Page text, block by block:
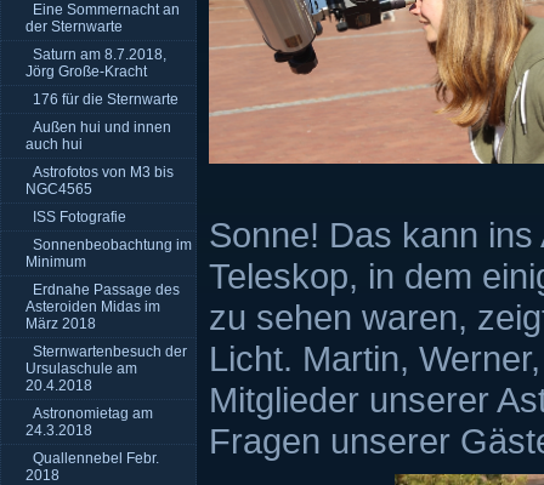
Eine Sommernacht an
der Sternwarte
Saturn am 8.7.2018,
Jörg Große-Kracht
176 für die Sternwarte
Außen hui und innen
auch hui
Astrofotos von M3 bis
NGC4565
ISS Fotografie
Sonnenbeobachtung im
Minimum
Erdnahe Passage des
Asteroiden Midas im
März 2018
Sternwartenbesuch der
Ursulaschule am
20.4.2018
Astronomietag am
24.3.2018
Quallennebel Febr.
2018
Sonne! Das kann
Teleskop, in dem
zu sehen waren,
Licht. Martin,
Mitglieder unserer
Fragen unserer